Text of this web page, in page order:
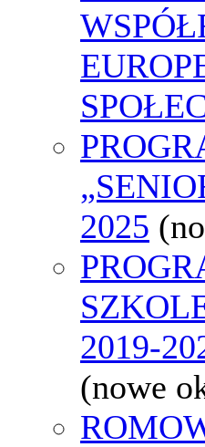
2025
2019-
(nowe